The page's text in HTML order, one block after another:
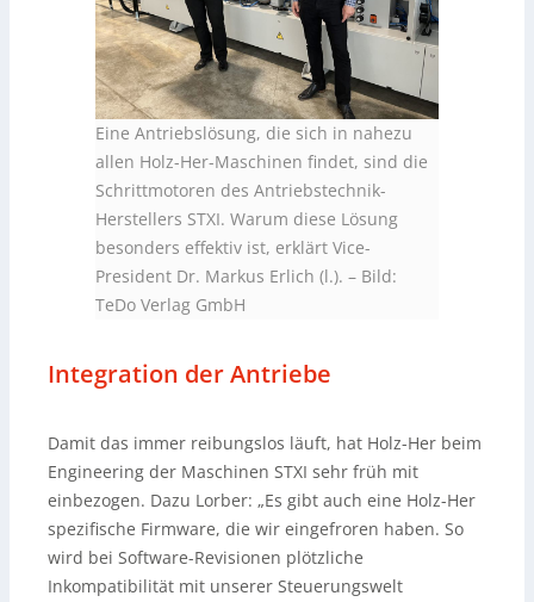
Eine Antriebslösung, die sich in nahezu
allen Holz-Her-Maschinen findet, sind die
Schrittmotoren des Antriebstechnik-
Herstellers STXI. Warum diese Lösung
besonders effektiv ist, erklärt Vice-
President Dr. Markus Erlich (l.). – Bild:
TeDo Verlag GmbH
Integration der Antriebe
Damit das immer reibungslos läuft, hat Holz-Her beim
Engineering der Maschinen STXI sehr früh mit
einbezogen. Dazu Lorber: „Es gibt auch eine Holz-Her
spezifische Firmware, die wir eingefroren haben. So
wird bei Software-Revisionen plötzliche
Inkompatibilität mit unserer Steuerungswelt